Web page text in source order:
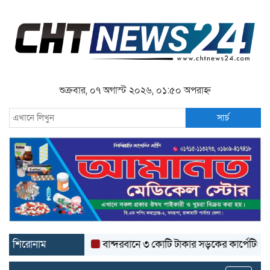
শুক্রবার, ০৭ অগাস্ট ২০২৬, ০১:৫০ অপরাহ্ন
সার্চ
শিরোনাম বান্দরবানে ৩ কোটি টাকার সড়কের কার্পেটিং উঠে